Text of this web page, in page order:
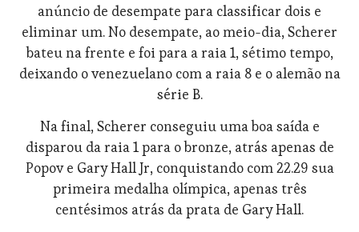
anúncio de desempate para classificar dois e
eliminar um. No desempate, ao meio-dia, Scherer
bateu na frente e foi para a raia 1, sétimo tempo,
deixando o venezuelano com a raia 8 e o alemão na
série B.
Na final, Scherer conseguiu uma boa saída e
disparou da raia 1 para o bronze, atrás apenas de
Popov e Gary Hall Jr, conquistando com 22.29 sua
primeira medalha olímpica, apenas três
centésimos atrás da prata de Gary Hall.